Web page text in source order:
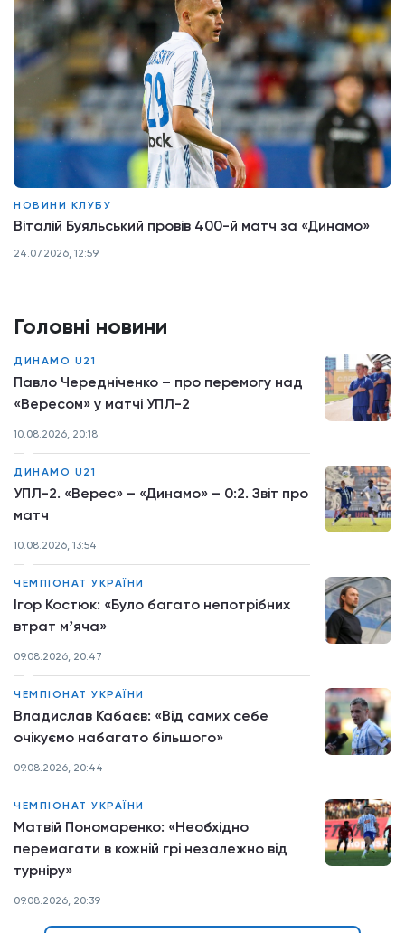
Головні новини
ДИНАМО U21
Павло Чередніченко – про перемогу над
«Вересом» у матчі УПЛ-2
10.08.2026, 20:18
ДИНАМО U21
УПЛ-2. «Верес» – «Динамо» – 0:2. Звіт про
матч
10.08.2026, 13:54
ЧЕМПІОНАТ УКРАЇНИ
Ігор Костюк: «Було багато непотрібних
втрат мʼяча»
09.08.2026, 20:47
ЧЕМПІОНАТ УКРАЇНИ
Владислав Кабаєв: «Від самих себе
очікуємо набагато більшого»
09.08.2026, 20:44
ЧЕМПІОНАТ УКРАЇНИ
Матвій Пономаренко: «Необхідно
перемагати в кожній грі незалежно від
турніру»
09.08.2026, 20:39
НОВИНИ КЛУБУ
Віталій Буяльський провів 400-й матч за «Динамо»
24.07.2026, 12:59